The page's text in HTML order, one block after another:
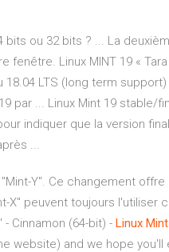
bits ou 32 bits ? ... La
Linux MINT 19 «
18.04 LTS (long term
par ... Linux Mint 19 stable/
indiquer que la version
...
Y". Ce changement
X" peuvent toujours l'utiliser
- Cinnamon (64-bit) - Linux Mint
website) and we hope